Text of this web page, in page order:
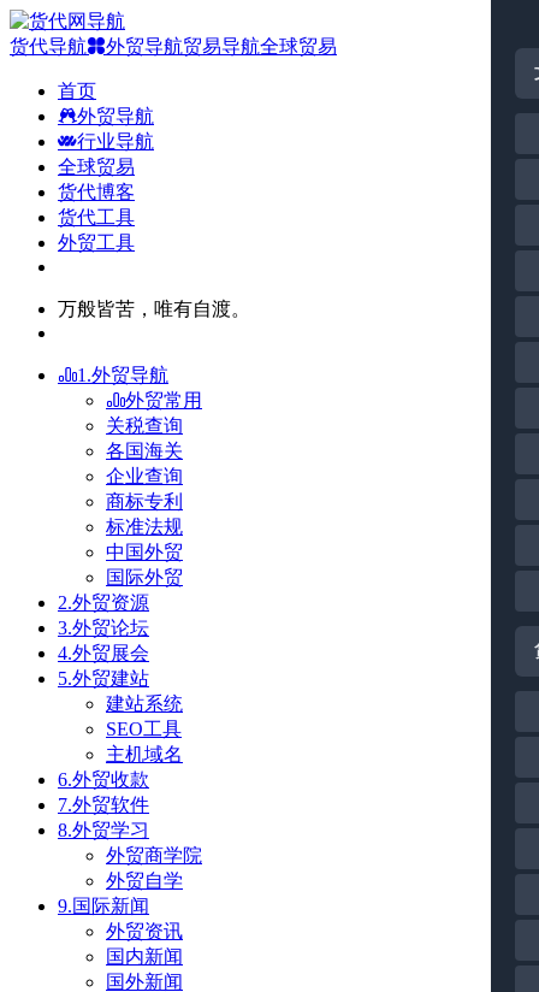
货代导航 外贸导航贸易导航全球贸易
首页
外贸导航
行业导航
全球贸易
货代博客
货代工具
外贸工具
万般皆苦，唯有自渡。
1.外贸导航
外贸常用
关税查询
各国海关
企业查询
商标专利
标准法规
中国外贸
国际外贸
2.外贸资源
3.外贸论坛
4.外贸展会
5.外贸建站
建站系统
SEO工具
主机域名
6.外贸收款
7.外贸软件
8.外贸学习
外贸商学院
外贸自学
9.国际新闻
外贸资讯
国内新闻
国外新闻